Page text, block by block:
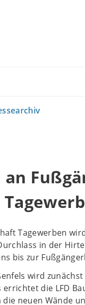
Tagewerben
in der
bis zur
wird
errichtet die LFD
neuen Wände